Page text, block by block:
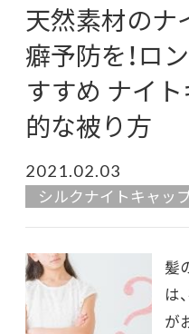
天然素材のナ
癖予防を！ロ
すすめ ナイ
的な被り方
2021.02.03
シルクナイトキャッ
髪
は
が